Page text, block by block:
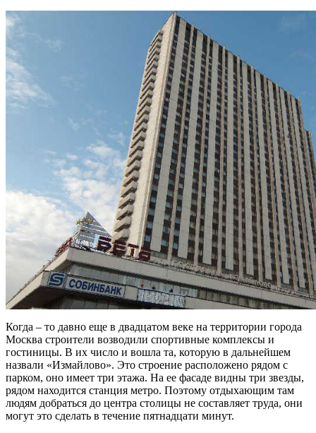
Когда – то давно еще в двадцатом веке на территории города
Москва строители возводили спортивные комплексы и
гостиницы. В их число и вошла та, которую в дальнейшем
назвали «Измайлово». Это строение расположено рядом с
парком, оно имеет три этажа. На ее фасаде видны три звезды,
рядом находится станция метро. Поэтому отдыхающим там
людям добраться до центра столицы не составляет труда, они
могут это сделать в течение пятнадцати минут.